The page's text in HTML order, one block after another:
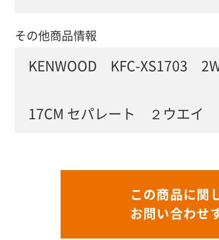
その他商品情報
KENWOOD KFC-XS1703
17CM セパレート ２ウエイ
この商品に関
お問い合わせ